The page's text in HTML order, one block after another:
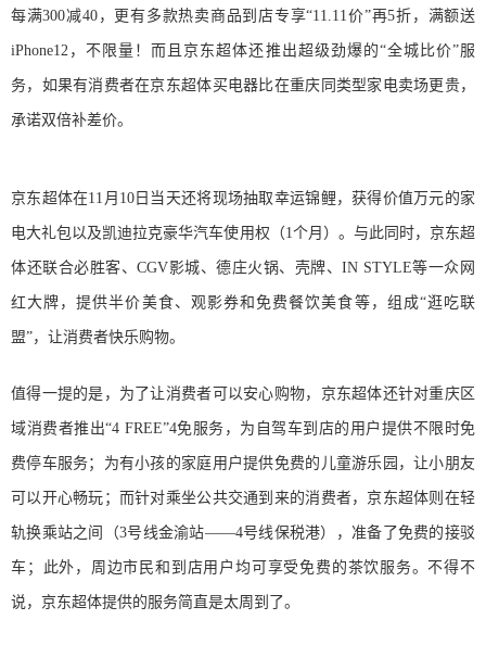
每满300减40，更有多款热卖商品到店专享“11.11价”再5折，满额送
iPhone12，不限量！而且京东超体还推出超级劲爆的“全城比价”服
务，如果有消费者在京东超体买电器比在重庆同类型家电卖场更贵，
承诺双倍补差价。
京东超体在11月10日当天还将现场抽取幸运锦鲤，获得价值万元的家
电大礼包以及凯迪拉克豪华汽车使用权（1个月）。与此同时，京东超
体还联合必胜客、CGV影城、德庄火锅、壳牌、IN STYLE等一众网
红大牌，提供半价美食、观影券和免费餐饮美食等，组成“逛吃联
盟”，让消费者快乐购物。
值得一提的是，为了让消费者可以安心购物，京东超体还针对重庆区
域消费者推出“4 FREE”4免服务，为自驾车到店的用户提供不限时免
费停车服务；为有小孩的家庭用户提供免费的儿童游乐园，让小朋友
可以开心畅玩；而针对乘坐公共交通到来的消费者，京东超体则在轻
轨换乘站之间（3号线金渝站——4号线保税港），准备了免费的接驳
车；此外，周边市民和到店用户均可享受免费的茶饮服务。不得不
说，京东超体提供的服务简直是太周到了。